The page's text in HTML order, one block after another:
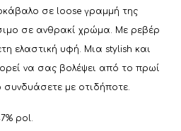
σε loose γραμμή της
σε ανθρακί χρώμα. Με ρεβέρ
ελαστική υφή. Μια stylish και
να σας βολέψει από το πρωί
με οτιδήποτε.
pol.